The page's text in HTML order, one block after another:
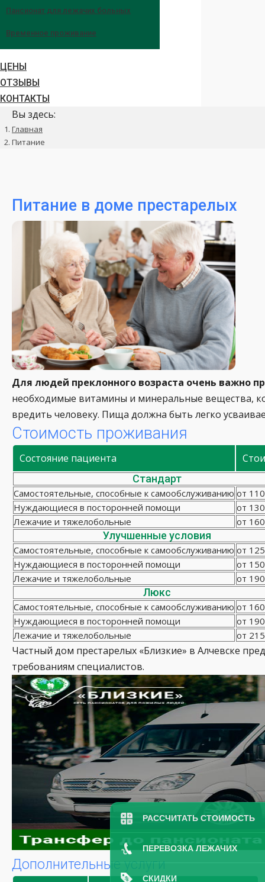
РАССЧИТАТЬ СТОИМОСТЬ
ПЕРЕВОЗКА ЛЕЖАЧИХ
СКИДКИ
Пансионат для лежачих больных
Временное проживание
ЦЕНЫ
ОТЗЫВЫ
КОНТАКТЫ
Вы здесь:
Главная
Питание
Питание в доме престарелых
Для людей преклонного возраста очень важно
необходимые витамины и минеральные вещества,
вредить человеку. Пища должна быть легко
Стоимость проживания
Состояние пациента
Стандарт
Самостоятельные, способные к самообслуживанию от
Нуждающиеся в посторонней помощи
от
Лежачие и тяжелобольные
от
Улучшенные условия
Самостоятельные, способные к самообслуживанию от
Нуждающиеся в посторонней помощи
от
Лежачие и тяжелобольные
от
Люкс
Самостоятельные, способные к самообслуживанию от
Нуждающиеся в посторонней помощи
от
Лежачие и тяжелобольные
от
Частный дом престарелых «Близкие» в Алчевске
требованиям специалистов.
Дополнительные услуги